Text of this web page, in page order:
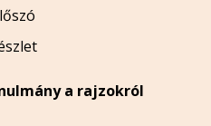
a rajzokról